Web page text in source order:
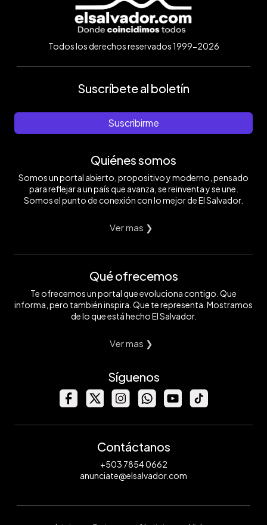
Todos los derechos reservados 1999-2026
Suscríbete al boletín
Suscribirme
Quiénes somos
Somos un portal abierto, propositivo y moderno, pensado
para reflejar a un país que avanza, se reinventa y se une.
Somos el punto de conexión con lo mejor de El Salvador.
Ver mas ❯
Qué ofrecemos
Te ofrecemos un portal que evoluciona contigo. Que
informa, pero también inspira. Que te representa. Mostramos
de lo que está hecho El Salvador.
Ver mas ❯
Síguenos
Contáctanos
+503 7854 0662
anunciate@elsalvador.com